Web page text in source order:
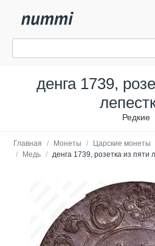
денга 1739,
Редкие
Главная / Монеты / Царские монеты
/
Медь / денга 1739, розетка из пяти